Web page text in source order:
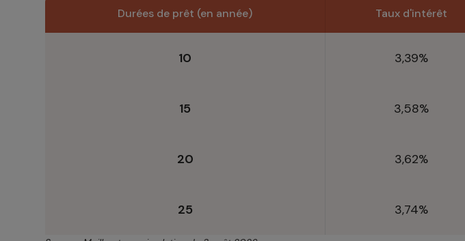
Durées de prêt (en année) Taux d'intérêt
10 3,39%
15 3,58%
20 3,62%
25 3,74%